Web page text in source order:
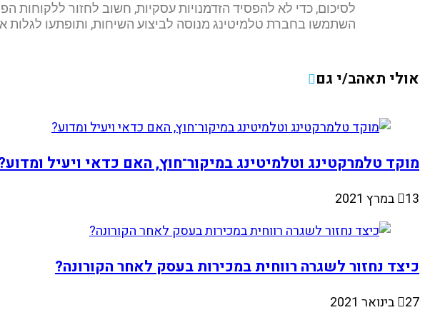
לסיכום, כדי לא להפסיד הזדמנויות עסקיות, חשוב לחזור ללקוחות
השתמשו בחברת טלמיטינג מנוסה לביצוע השיחות, ותופתעו
אולי תאהב/י גם
מוקד טלמרקטינג וטלמיטינג במיקור־חוץ, האם כדאי ויעיל
13 במרץ 2021
כיצד נחזור לשגרה רווחית במכירות בעסק לאחר הקורונה?
27 בינואר 2021